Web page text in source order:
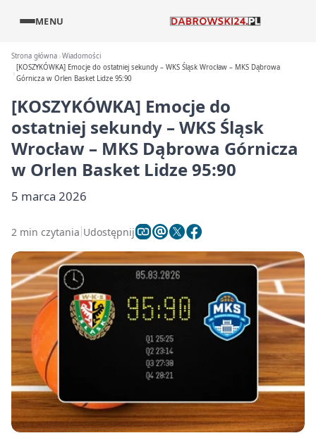
MENU
Strona główna Wiadomości
[KOSZYKÓWKA] Emocje do ostatniej sekundy – WKS Śląsk Wrocław – MKS Dąbrowa
Górnicza w Orlen Basket Lidze 95:90
[KOSZYKÓWKA] Emocje do
ostatniej sekundy – WKS Śląsk
Wrocław – MKS Dąbrowa Górnicza
w Orlen Basket Lidze 95:90
5 marca 2026
2 min czytania Udostępnij